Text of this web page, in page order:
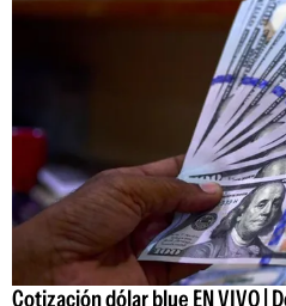
Cotización dólar blue EN VIVO |